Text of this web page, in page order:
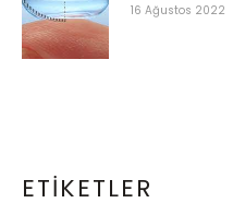
16 Ağustos 2022
ETIKETLER